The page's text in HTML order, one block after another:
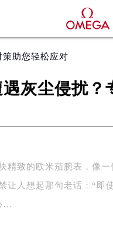
助您轻松应对
灰尘侵扰
精致的欧米茄腕表，像
让人想起那句老话：“即
…